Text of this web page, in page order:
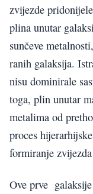
zvijezde
plina unutar
sunčeve
ranih galaksija.
nisu dominirale
toga, plin unutar
metalima od
proces
formiranje
Ove prve